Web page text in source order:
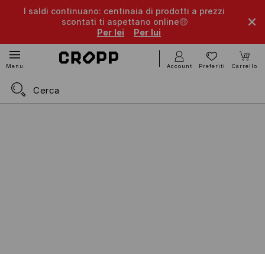
I saldi continuano: centinaia di prodotti a prezzi
scontati ti aspettano online🤑
Per lei
Per lui
Menu Account Preferiti Carrello